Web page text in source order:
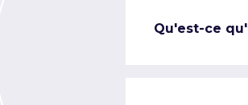
Qu'est-ce